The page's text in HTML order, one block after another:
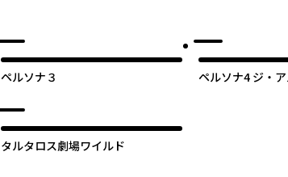
ペルソナ３
ペルソナ4 ジ・
タルタロス劇場ワイルド